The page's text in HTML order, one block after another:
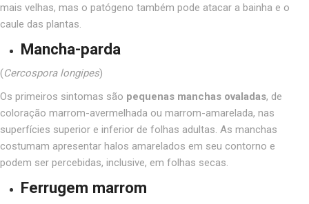
mais velhas, mas o patógeno também pode atacar a bainha e o
caule das plantas.
Mancha-parda
(Cercospora longipes)
Os primeiros sintomas são pequenas manchas ovaladas, de
coloração marrom-avermelhada ou marrom-amarelada, nas
superfícies superior e inferior de folhas adultas. As manchas
costumam apresentar halos amarelados em seu contorno e
podem ser percebidas, inclusive, em folhas secas.
Ferrugem marrom